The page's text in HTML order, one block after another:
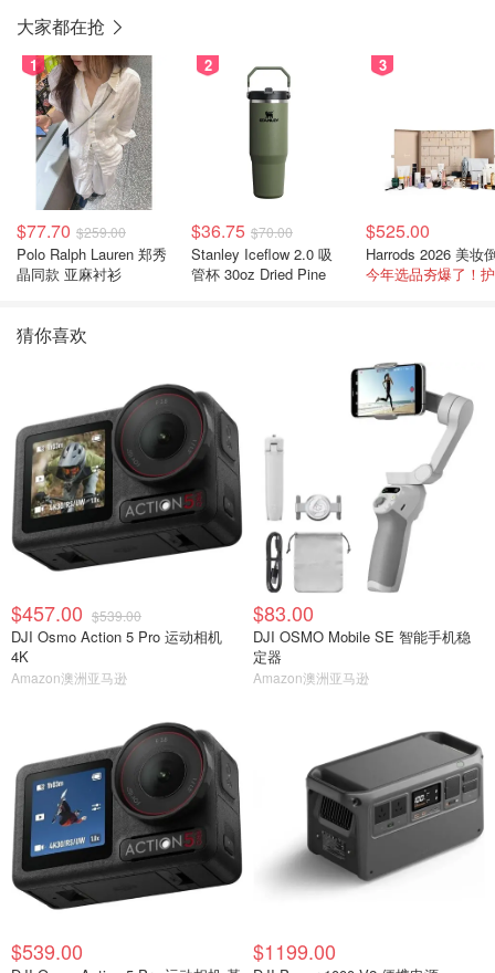
大家都在抢
1
$77.70 $259.00
Polo Ralph Lauren 郑秀
晶同款 亚麻衬衫
2
$36.75 $70.00
Stanley Iceflow 2.0 吸
管杯 30oz Dried Pine
3
$525.00
猜你喜欢
$457.00 $539.00
DJI Osmo Action 5 Pro 运动相机
4K
Amazon澳洲亚马逊
$83.00
DJI OSMO Mobile SE 智能手机稳
定器
Amazon澳洲亚马逊
$539.00 $1199.00